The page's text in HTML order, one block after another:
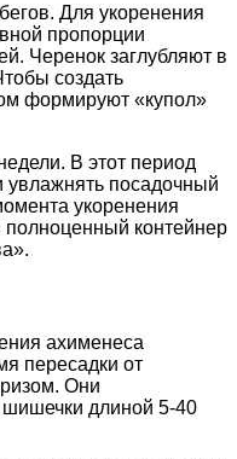
Для укоренения
пропорции
Черенок заглубляют в
создать
формируют «купол»
В этот период
увлажнять посадочный
укоренения
контейнер
ахименеса
пересадки от
Они
длиной 5-40